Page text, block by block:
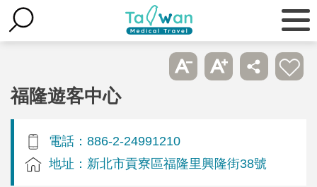
福隆遊客中心
電話：886-2-24991210
地址：新北市貢寮區福隆里興隆街38號